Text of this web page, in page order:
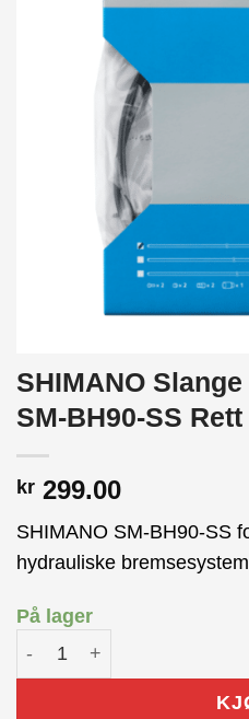
SHIMANO
SM-BH90-SS
kr 299.00
SHIMANO SM-BH90-SS
hydrauliske
På lager
SHIMANO Slange til